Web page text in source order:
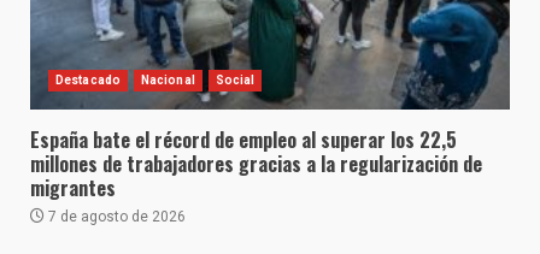
Destacado Nacional Social
España bate el récord de empleo al superar los 22,5
millones de trabajadores gracias a la regularización de
migrantes
7 de agosto de 2026